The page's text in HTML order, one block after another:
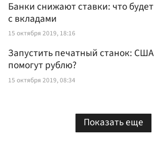
Банки снижают ставки: что будет
с вкладами
15 октября 2019, 18:16
Запустить печатный станок: США
помогут рублю?
15 октября 2019, 08:34
Показать еще